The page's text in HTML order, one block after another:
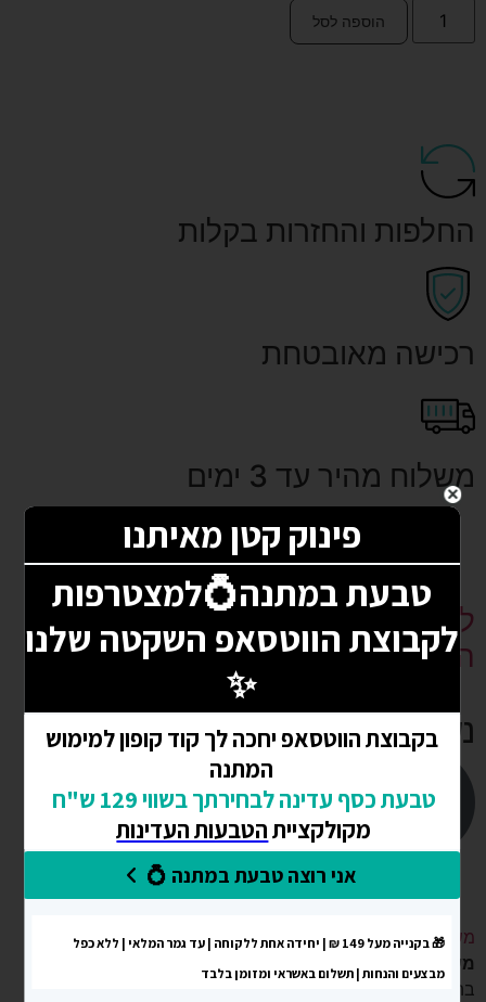
הוספה לסל
החלפות והחזרות בקלות
רכישה מאובטחת
משלוח מהיר עד 3 ימים
לא בטוחים איך לבחור מידת טבעת?
הכנסו
נשמח לעזור:
משלוחים
משלוח לנקודת איסוף
בהזמנה מעל 199 ש”ח.